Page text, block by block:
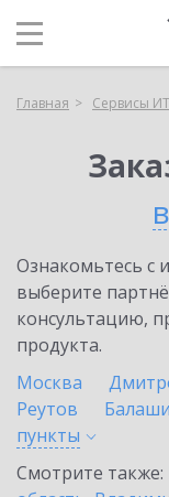
Главная Сервисы
Ознакомьтесь с
выберите
консультацию,
продукта.
Москва
Реутов
пункты
Смотрите также: